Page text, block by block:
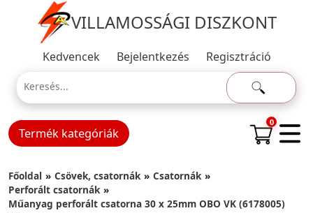
VILLAMOSSÁGI DISZKONT
Kedvencek Bejelentkezés Regisztráció
Termék kategóriák
0
Főoldal Csövek, csatornák
Csatornák
Perforált csatornák
Műanyag perforált csatorna 30 x 25mm OBO VK (6178005)